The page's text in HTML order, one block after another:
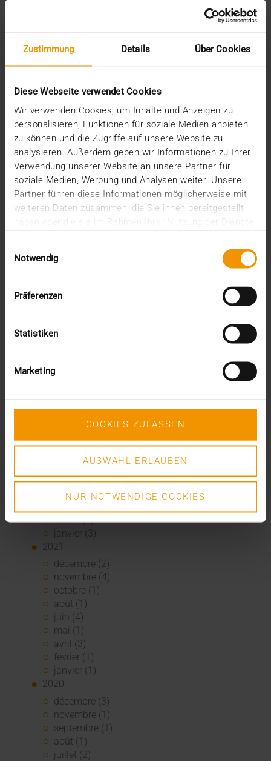
Zustimmung Details Über Cookies
Diese Webseite verwendet Cookies
Wir verwenden Cookies, um Inhalte und Anzeigen zu
personalisieren, Funktionen für soziale Medien anbieten
zu können und die Zugriffe auf unsere Website zu
analysieren. Außerdem geben wir Informationen zu Ihrer
Verwendung unserer Website an unsere Partner für
soziale Medien, Werbung und Analysen weiter. Unsere
Partner führen diese Informationen möglicherweise mit
weiteren Daten zusammen, die Sie ihnen bereitgestellt
Notwendig
Präferenzen
Statistiken
Marketing
COOKIES ZULASSEN
AUSWAHL ERLAUBEN
NUR NOTWENDIGE COOKIES
septembre (2)
août (2)
juin (1)
mars (1)
février (3)
janvier (1)
2024
décembre (1)
novembre (1)
octobre (2)
août (1)
avril (1)
2023
novembre (5)
juin (4)
mars (1)
février (1)
2022
décembre (2)
novembre (1)
juin (1)
février (1)
janvier (3)
2021
décembre (2)
novembre (4)
octobre (1)
août (1)
juin (4)
mai (1)
avril (3)
février (1)
janvier (1)
2020
décembre (3)
novembre (1)
septembre (1)
août (1)
juillet (2)